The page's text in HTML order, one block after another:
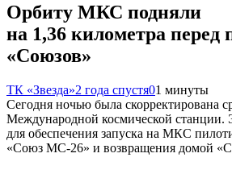
Орбиту МКС подняли
на 1,36 километра перед
«Союзов»
ТК «Звезда»2 года спустя01 минуты
Сегодня ночью была скорректирована
Международной космической станции.
для обеспечения запуска на МКС
«Союз МС-26» и возвращения домой